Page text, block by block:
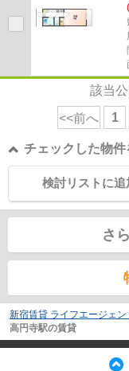
該当
<<前へ 1
チェックした物
検討リストに追
さ
新宿賃貸 ライフエージェ
高円寺駅の賃貸